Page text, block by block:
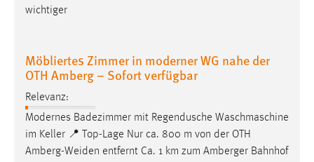
wichtiger
Möbliertes Zimmer in moderner WG nahe der
OTH Amberg – Sofort verfügbar
Relevanz:
Modernes Badezimmer mit Regendusche Waschmaschine
im Keller 📍 Top-Lage Nur ca. 800 m von der OTH
Amberg-Weiden entfernt Ca. 1 km zum Amberger Bahnhof